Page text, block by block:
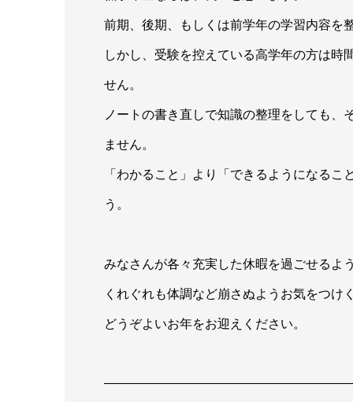
前期、後期、もしくは前学年の学習内容を
しかし、受験を控えている高学年の方は時
せん。
ノートの書き直しで知識の整理をしても
ません。
「わかること」より「できるようになる
う。
みなさんが各々充実した休暇を過ごせるよ
くれぐれも体調など崩さぬようお気をつけ
どうぞよいお年をお迎えください。